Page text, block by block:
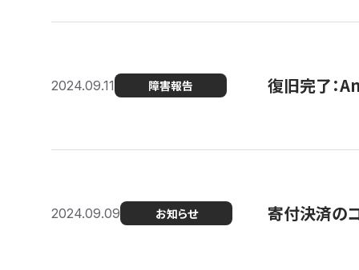
2024.09.11 障害報告 復旧完了：
2024.09.09 お知らせ 寄付決済の